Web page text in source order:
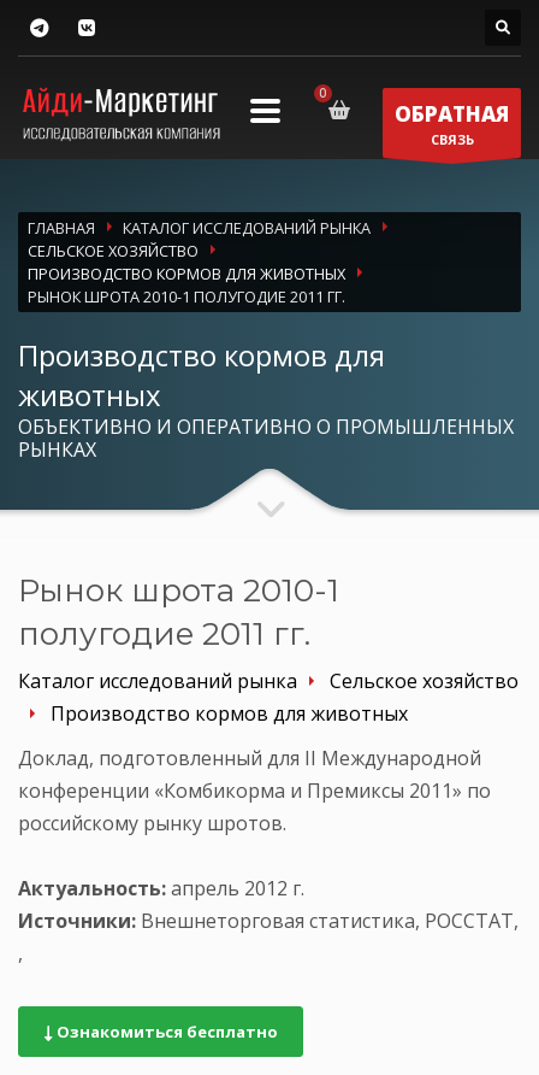
ОБРАТНАЯ
СВЯЗЬ
ГЛАВНАЯ
КАТАЛОГ ИССЛЕДОВАНИЙ РЫНКА
СЕЛЬСКОЕ ХОЗЯЙСТВО
ПРОИЗВОДСТВО КОРМОВ ДЛЯ ЖИВОТНЫХ
РЫНОК ШРОТА 2010-1 ПОЛУГОДИЕ 2011 ГГ.
Производство кормов для
животных
ОБЪЕКТИВНО И ОПЕРАТИВНО О ПРОМЫШЛЕННЫХ
РЫНКАХ
Рынок шрота 2010-1
полугодие 2011 гг.
Каталог исследований рынка
Сельское хозяйство
Производство кормов для животных
Доклад, подготовленный для II Международной
конференции «Комбикорма и Премиксы 2011» по
российскому рынку шротов.
Актуальность:апрель 2012 г.
Источники: Внешнеторговая статистика, РОССТАТ,
,
Ознакомиться бесплатно